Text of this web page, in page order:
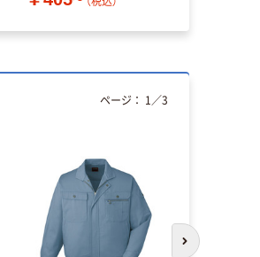
ページ： 1 ／3
次のスライド